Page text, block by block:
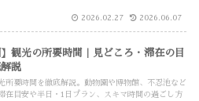
2026.02.27 2026.06.07
】観光の所要時間｜見どころ・滞在の目
説
所要時間を徹底解説。動物園や博物館、不忍池など
在目安や半日・1日プラン、スキマ時間の過ごし方